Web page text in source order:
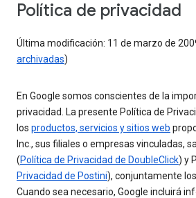
Política de privacidad
Última modificación: 11 de marzo de
archivadas)
En Google somos conscientes de la
privacidad. La presente Política de
los productos, servicios y sitios web
Inc., sus filiales o empresas vinculadas,
(Política de Privacidad de DoubleClick) y
Privacidad de Postini), conjuntamente los
Cuando sea necesario, Google incluirá